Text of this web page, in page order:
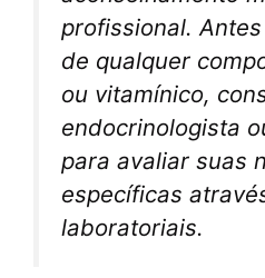
profissional.
de qualquer
ou vitamínico,
endocrinologista
para avaliar suas
específicas
laboratoriais.